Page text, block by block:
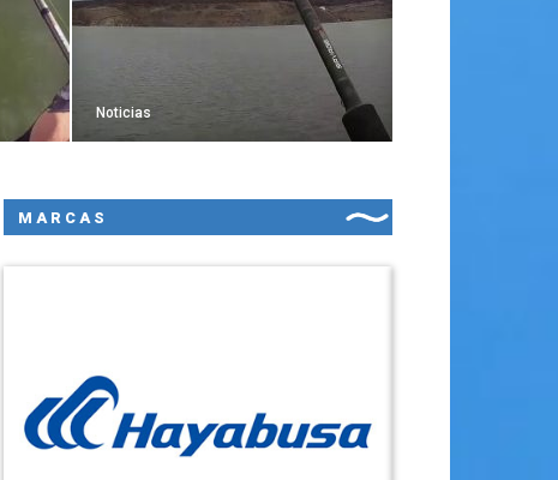
Noticias
MARCAS